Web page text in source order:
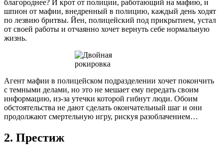
благороднее? И крот от полиции, работающий на мафию, и
шпион от мафии, внедренный в полицию, каждый день ходят
по лезвию бритвы. Йен, полицейский под прикрытием, устал
от своей работы и отчаянно хочет вернуть себе нормальную
жизнь.
Агент мафии в полицейском подразделении хочет покончить
с темными делами, но это не мешает ему передать своим
информацию, из-за утечки которой гибнут люди. Обоим
обстоятельства не дают сделать окончательный шаг и они
продолжают смертельную игру, рискуя разоблачением…
2. Престиж